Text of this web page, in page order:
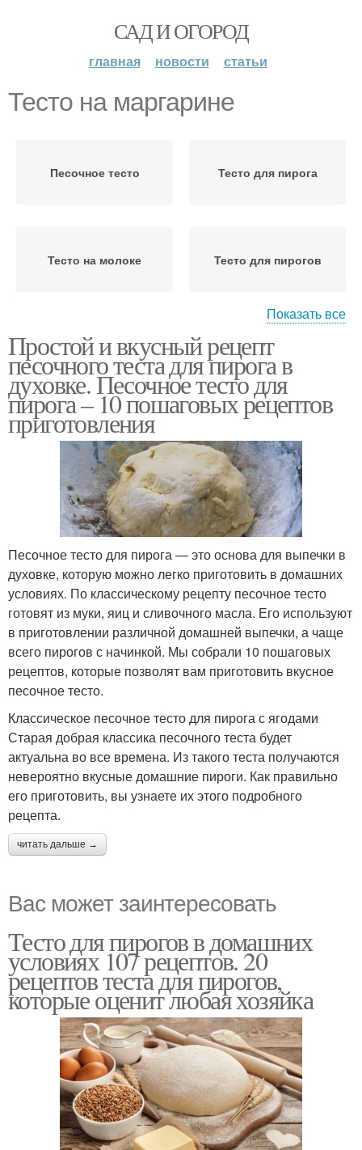
САД И ОГОРОД
главная новости статьи
Тесто на маргарине
Песочное тесто Тесто для пирога
Тесто на молоке Тесто для пирогов
Тесто для тарталеток Тесто на сметане
Тесто по госту
Показать все
Простой и вкусный рецепт
песочного теста для пирога в
духовке. Песочное тесто для
пирога – 10 пошаговых рецептов
приготовления
Песочное тесто для пирога — это основа для выпечки в
духовке, которую можно легко приготовить в домашних
условиях. По классическому рецепту песочное тесто
готовят из муки, яиц и сливочного масла. Его используют
в приготовлении различной домашней выпечки, а чаще
всего пирогов с начинкой. Мы собрали 10 пошаговых
рецептов, которые позволят вам приготовить вкусное
песочное тесто.
Классическое песочное тесто для пирога с ягодами
Старая добрая классика песочного теста будет
актуальна во все времена. Из такого теста получаются
невероятно вкусные домашние пироги. Как правильно
его приготовить, вы узнаете их этого подробного
рецепта.
читать дальше →
Вас может заинтересовать
Тесто для пирогов в домашних
условиях 107 рецептов. 20
рецептов теста для пирогов,
которые оценит любая хозяйка